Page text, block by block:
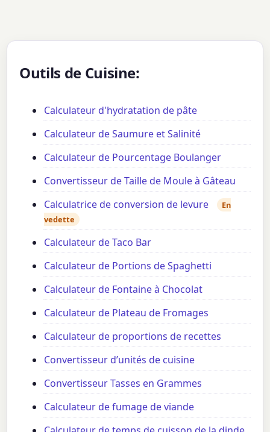
Outils de Cuisine:
Calculateur d'hydratation de pâte
Calculateur de Saumure et Salinité
Calculateur de Pourcentage Boulanger
Convertisseur de Taille de Moule à Gâteau
Calculatrice de conversion de levure
En
vedette
Calculateur de Taco Bar
Calculateur de Portions de Spaghetti
Calculateur de Fontaine à Chocolat
Calculateur de Plateau de Fromages
Calculateur de proportions de recettes
Convertisseur d’unités de cuisine
Convertisseur Tasses en Grammes
Calculateur de fumage de viande